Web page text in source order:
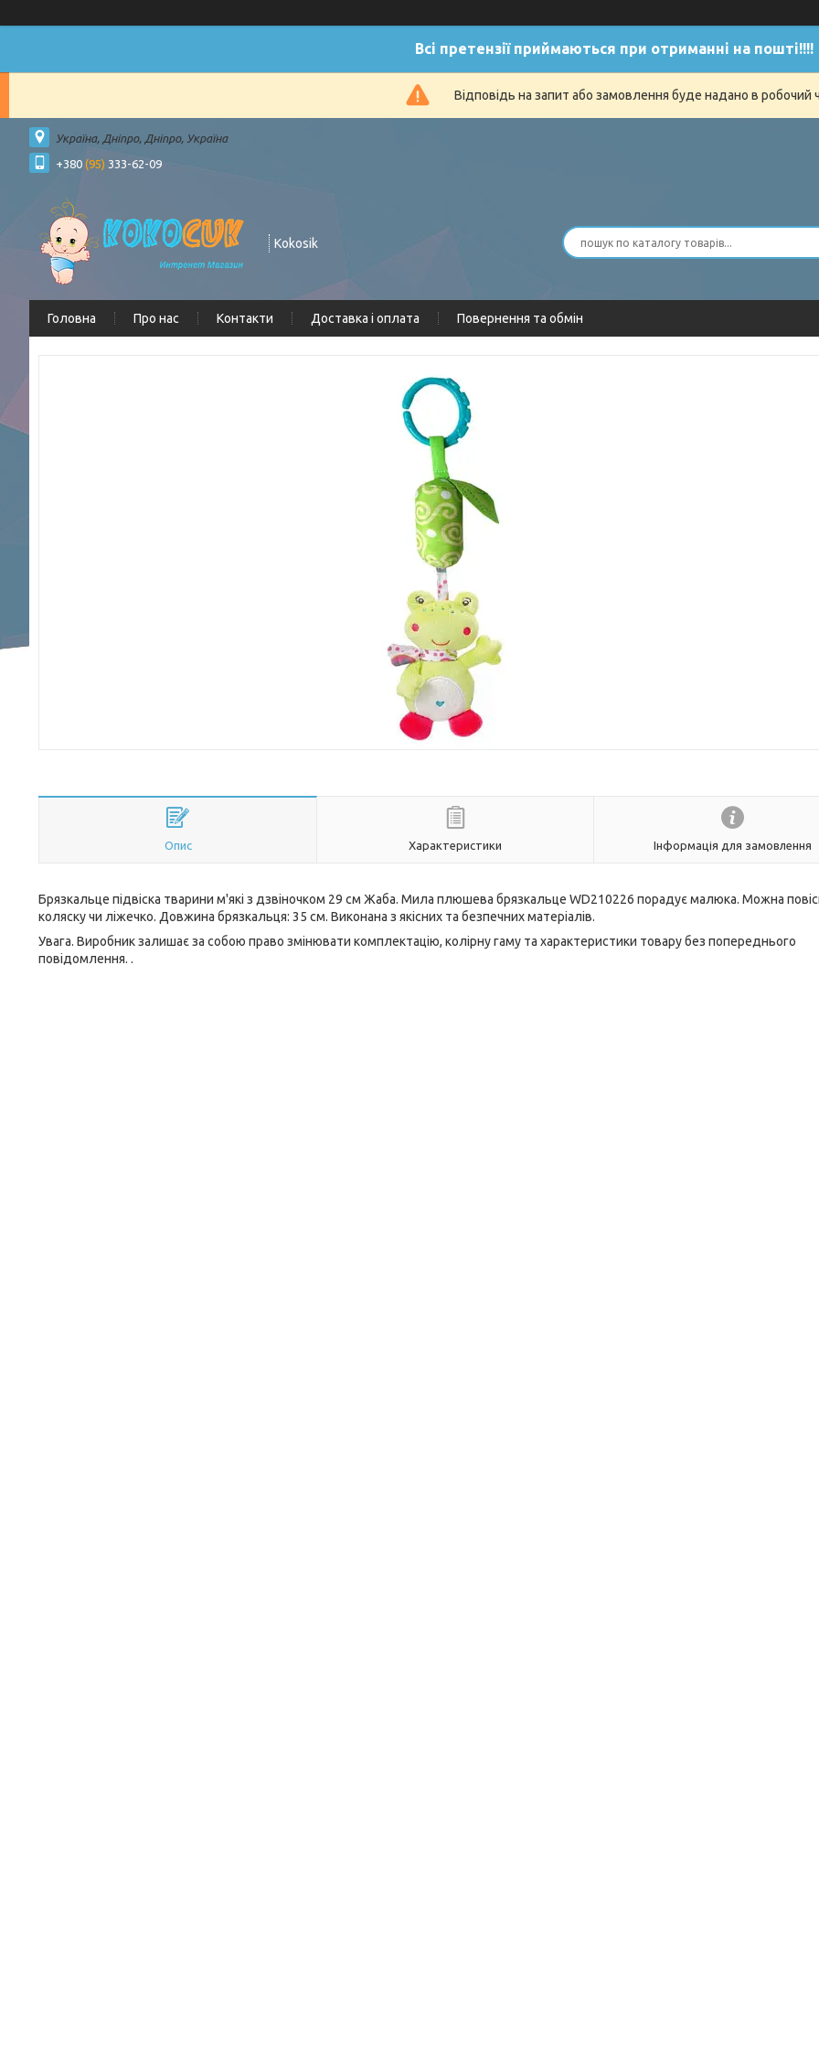
Всі претензії приймаються при отриманні на пошті!!!!
Відповідь на запит або замовлення буде надано в робочий
Україна, Дніпро, Дніпро, Україна
+380 (95) 333-62-09
Kokosik
Головна Про нас Контакти Доставка і оплата Повернення та обмін
Опис Характеристики Інформація для замовлення
Брязкальце підвіска тварини м'які з дзвіночком 29 см Жаба. Мила плюшева брязкальце WD210226 порадує малюка. Можна
коляску чи ліжечко. Довжина брязкальця: 35 см. Виконана з якісних та безпечних матеріалів.
Увага. Виробник залишає за собою право змінювати комплектацію, колірну гаму та характеристики товару без попереднього
повідомлення. .